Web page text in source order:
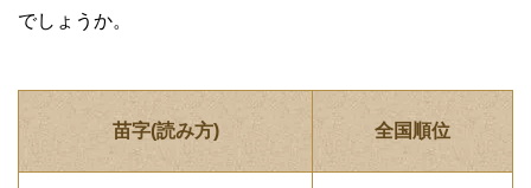
でしょうか。
苗字(読み方) 全国順位